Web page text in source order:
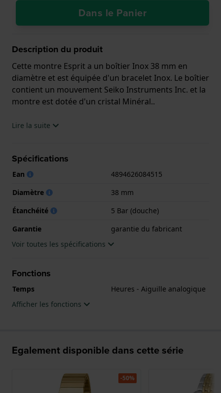
Dans le Panier
Description du produit
Cette montre Esprit a un boîtier Inox 38 mm en
diamètre et est équipée d'un bracelet Inox. Le boîtier
contient un mouvement Seiko Instruments Inc. et la
montre est dotée d'un cristal Minéral..
La montre est 5 ATM. Cela signifie que la montre est
.
Lire la suite
Spécifications
Ean
4894626084515
Diamètre
38 mm
Étanchéité
5 Bar (douche)
Garantie
garantie du fabricant
Voir toutes les spécifications
Fonctions
Temps
Heures - Aiguille analogique
Afficher les fonctions
Egalement disponible dans cette série
-50%